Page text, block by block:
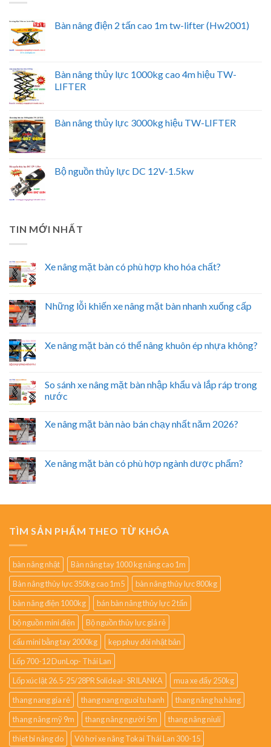
Bàn nâng điện 2 tấn cao 1m tw-lifter (Hw2001)
Bàn nâng thủy lực 1000kg cao 4m hiệu TW-
LIFTER
Bàn nâng thủy lực 3000kg hiệu TW-LIFTER
Bộ nguồn thủy lực DC 12V-1.5kw
TIN MỚI NHẤT
Xe nâng mặt bàn có phù hợp kho hóa chất?
Những lỗi khiến xe nâng mặt bàn nhanh xuống cấp
Xe nâng mặt bàn có thể nâng khuôn ép nhựa không?
So sánh xe nâng mặt bàn nhập khẩu và lắp ráp trong
nước
Xe nâng mặt bàn nào bán chạy nhất năm 2026?
Xe nâng mặt bàn có phù hợp ngành dược phẩm?
TÌM SẢN PHẨM THEO TỪ KHÓA
bàn nâng nhật
Bàn nâng tay 1000 kg nâng cao 1m
Bàn nâng thủy lực 350kg cao 1m5
bàn nâng thủy lực 800kg
bàn nâng điện 1000kg
bán bàn nâng thủy lực 2 tấn
bộ nguồn mini điện
Bộ nguồn thủy lực giá rẻ
cẩu mini bằng tay 2000kg
kẹp phuy đôi nhật bản
Lốp 700-12 DunLop- Thái Lan
Lốp xúc lật 26.5-25/28PR Solideal- SRILANKA
mua xe đẩy 250kg
thang nang gia rẻ
thang nang nguoi tu hanh
thang nâng hạ hàng
thang nâng mỹ 9m
thang nâng người 5m
thang nâng niuli
thiet bi nâng do
Vỏ hơi xe nâng Tokai Thái Lan 300-15